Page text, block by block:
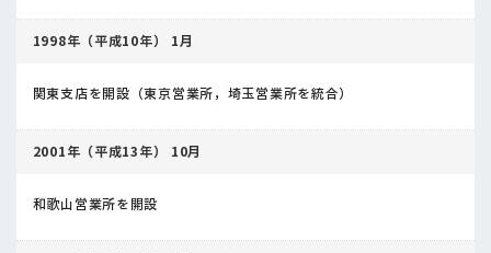
1998年（平成10年） 1月
関東支店を開設（東京営業所，埼玉営業所を統合）
2001年（平成13年） 10月
和歌山営業所を開設